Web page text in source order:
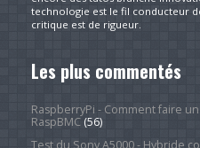
technologie est le fil conducteur
critique est de rigueur.
Les plus commentés
RaspberryPi - Comment faire
RaspBMC(56)